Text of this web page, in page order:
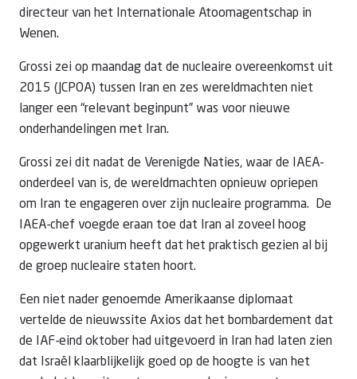
directeur van het Internationale Atoomagentschap in
Wenen.
Grossi zei op maandag dat de nucleaire overeenkomst uit
2015 (JCPOA) tussen Iran en zes wereldmachten niet
langer een “relevant beginpunt” was voor nieuwe
onderhandelingen met Iran.
Grossi zei dit nadat de Verenigde Naties, waar de IAEA-
onderdeel van is, de wereldmachten opnieuw opriepen
om Iran te engageren over zijn nucleaire programma. De
IAEA-chef voegde eraan toe dat Iran al zoveel hoog
opgewerkt uranium heeft dat het praktisch gezien al bij
de groep nucleaire staten hoort.
Een niet nader genoemde Amerikaanse diplomaat
vertelde de nieuwssite Axios dat het bombardement dat
de IAF-eind oktober had uitgevoerd in Iran had laten zien
dat Israël klaarblijkelijk goed op de hoogte is van het